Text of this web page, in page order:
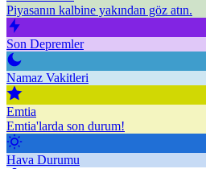
Piyasanın kalbine yakından göz atın.
Son Depremler
Namaz Vakitleri
Emtia
Emtia'larda son durum!
Hava Durumu